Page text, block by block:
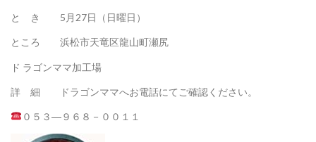
と き 5月27日（日曜日）
ところ 浜松市天竜区龍山町瀬尻
ド ラゴンママ加工場
詳 細 ドラゴンママへお電話にてご確認ください。
０５３―９６８－００１１